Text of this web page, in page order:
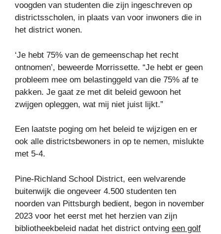
voogden van studenten die zijn ingeschreven op
districtsscholen, in plaats van voor inwoners die in
het district wonen.
‘Je hebt 75% van de gemeenschap het recht
ontnomen’, beweerde Morrissette. “Je hebt er geen
probleem mee om belastinggeld van die 75% af te
pakken. Je gaat ze met dit beleid gewoon het
zwijgen opleggen, wat mij niet juist lijkt.”
Een laatste poging om het beleid te wijzigen en er
ook alle districtsbewoners in op te nemen, mislukte
met 5-4.
Pine-Richland School District, een welvarende
buitenwijk die ongeveer 4.500 studenten ten
noorden van Pittsburgh bedient, begon in november
2023 voor het eerst met het herzien van zijn
bibliotheekbeleid nadat het district ontving een golf